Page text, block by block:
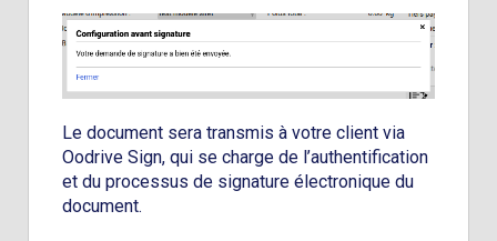
Le document sera transmis à votre client via
Oodrive Sign, qui se charge de l’authentification
et du processus de signature électronique du
document.